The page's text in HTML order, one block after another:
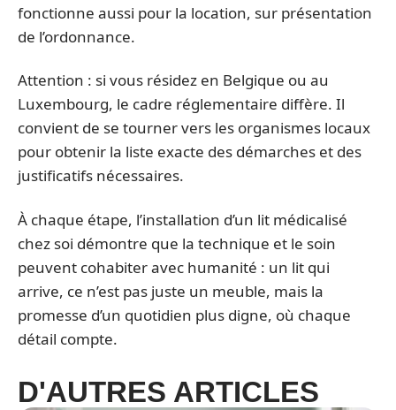
fonctionne aussi pour la location, sur présentation
de l’ordonnance.
Attention : si vous résidez en Belgique ou au
Luxembourg, le cadre réglementaire diffère. Il
convient de se tourner vers les organismes locaux
pour obtenir la liste exacte des démarches et des
justificatifs nécessaires.
À chaque étape, l’installation d’un lit médicalisé
chez soi démontre que la technique et le soin
peuvent cohabiter avec humanité : un lit qui
arrive, ce n’est pas juste un meuble, mais la
promesse d’un quotidien plus digne, où chaque
détail compte.
D'AUTRES ARTICLES